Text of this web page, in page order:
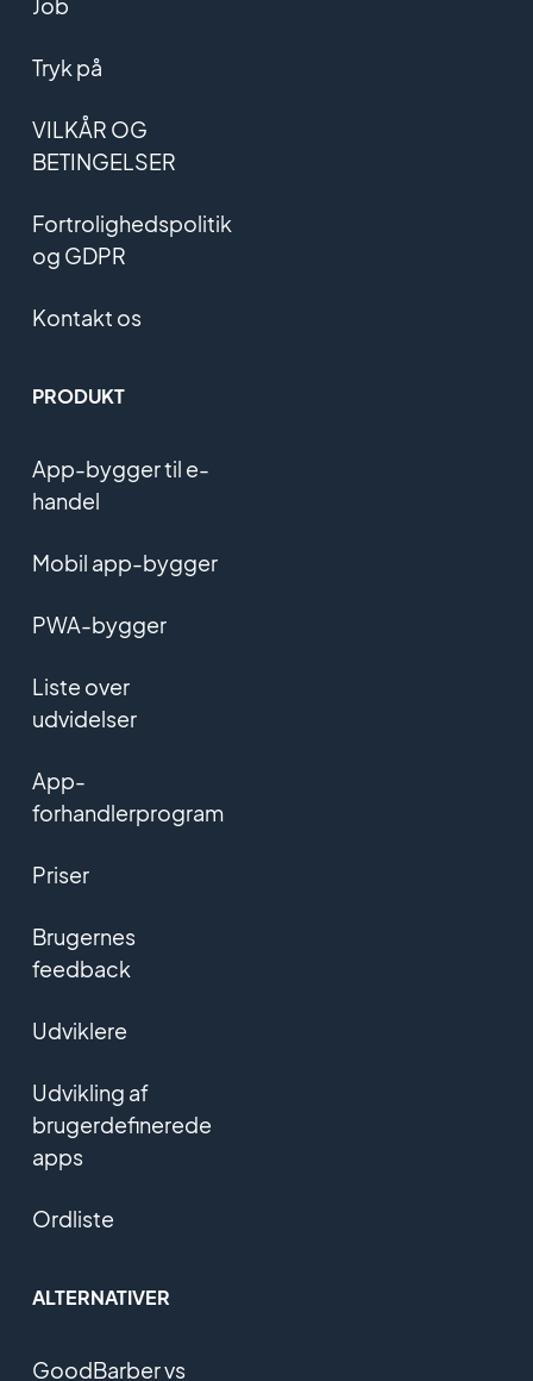
Tryk på
VILKÅR OG
BETINGELSER
Fortrolighedspolitik
og GDPR
Kontakt os
PRODUKT
App-bygger til e-
handel
Mobil app-bygger
PWA-bygger
Liste over
udvidelser
App-
forhandlerprogram
Priser
Brugernes
feedback
Udviklere
Udvikling af
brugerdefinerede
apps
Ordliste
ALTERNATIVER
GoodBarber vs